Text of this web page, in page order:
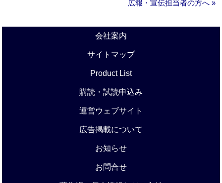
広報・宣伝担当者の方へ »
会社案内
サイトマップ
Product List
購読・試読申込み
運営ウェブサイト
広告掲載について
お知らせ
お問合せ